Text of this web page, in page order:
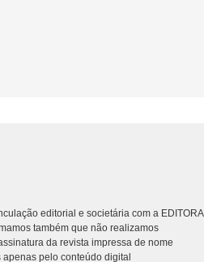
editorial e societária com a EDITORA
também que não realizamos
da revista impressa de nome
pelo conteúdo digital